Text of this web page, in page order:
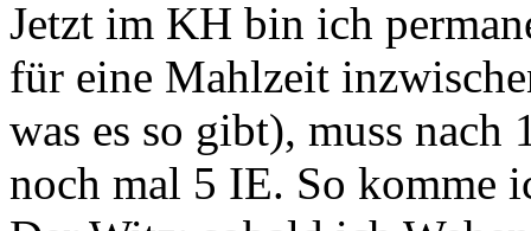
Jetzt im KH bin ich
für eine Mahlzeit
was es so gibt), muss
noch mal 5 IE. So komme